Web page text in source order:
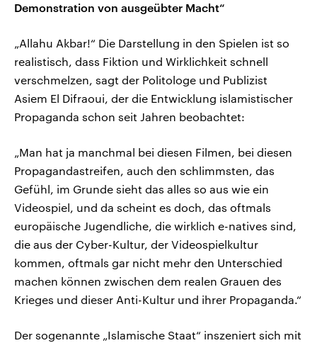
Demonstration von ausgeübter Macht“
„Allahu Akbar!“ Die Darstellung in den Spielen ist so
realistisch, dass Fiktion und Wirklichkeit schnell
verschmelzen, sagt der Politologe und Publizist
Asiem El Difraoui, der die Entwicklung islamistischer
Propaganda schon seit Jahren beobachtet:
„Man hat ja manchmal bei diesen Filmen, bei diesen
Propagandastreifen, auch den schlimmsten, das
Gefühl, im Grunde sieht das alles so aus wie ein
Videospiel, und da scheint es doch, das oftmals
europäische Jugendliche, die wirklich e-natives sind,
die aus der Cyber-Kultur, der Videospielkultur
kommen, oftmals gar nicht mehr den Unterschied
machen können zwischen dem realen Grauen des
Krieges und dieser Anti-Kultur und ihrer Propaganda.“
Der sogenannte „Islamische Staat“ inszeniert sich mit